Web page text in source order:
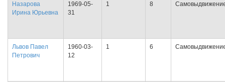
Назарова
Ирина Юрьевна
1969-05-
31
1 8
Львов Павел
Петрович
1960-03-
12
1 6